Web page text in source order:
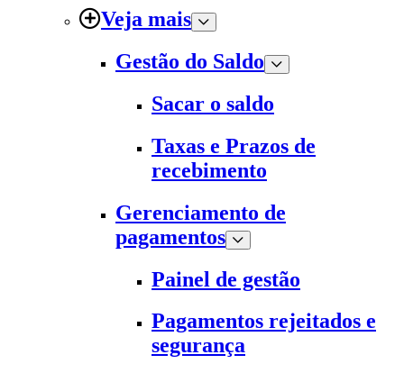
Veja mais
Gestão do Saldo
Sacar o saldo
Taxas e Prazos de
recebimento
Gerenciamento de
pagamentos
Painel de gestão
Pagamentos rejeitados e
segurança